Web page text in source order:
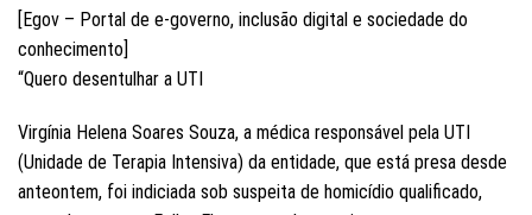
[Egov – Portal de e-governo, inclusão digital e sociedade do
conhecimento]
“Quero desentulhar a UTI
Virgínia Helena Soares Souza, a médica responsável pela UTI
(Unidade de Terapia Intensiva) da entidade, que está presa desde
anteontem, foi indiciada sob suspeita de homicídio qualificado,